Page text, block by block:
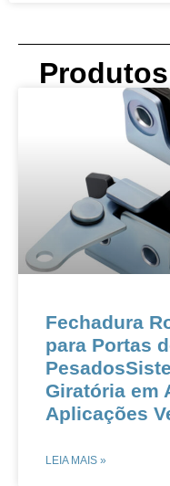
Fechadura
para Portas
Giratória em
Aplicações
LEIA MAIS »